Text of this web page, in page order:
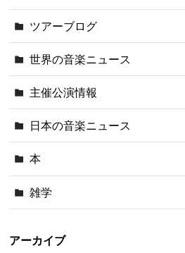
ツアーブログ
世界の音楽ニュース
主催公演情報
日本の音楽ニュース
本
雑学
アーカイブ